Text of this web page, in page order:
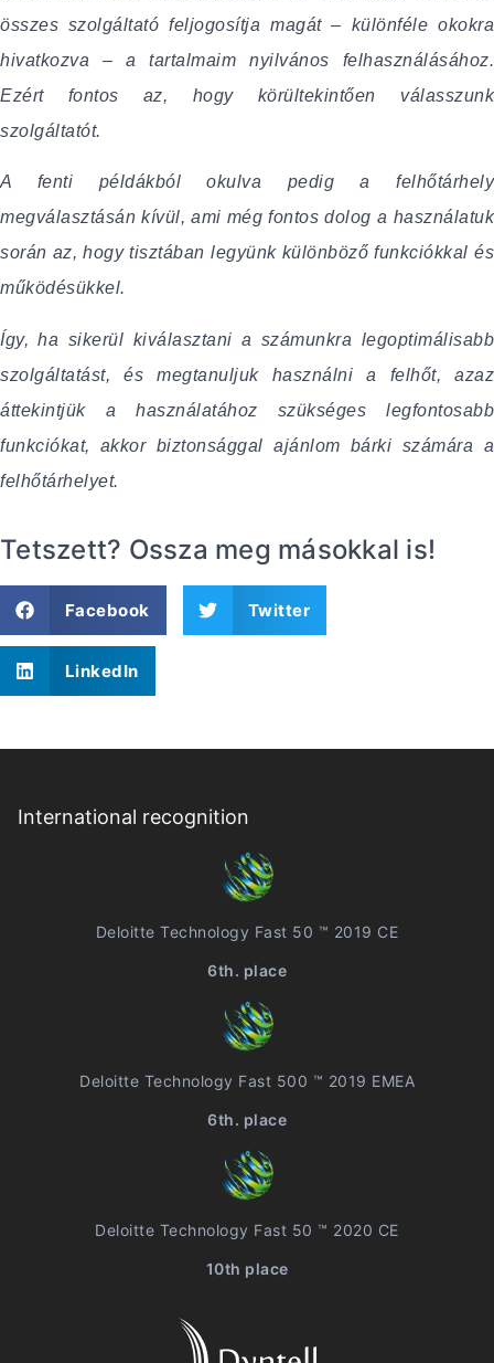
összes szolgáltató feljogosítja magát – különféle okokra
hivatkozva – a tartalmaim nyilvános felhasználásához.
Ezért fontos az, hogy körültekintően válasszunk
szolgáltatót.
A fenti példákból okulva pedig a felhőtárhely
megválasztásán kívül, ami még fontos dolog a használatuk
során az, hogy tisztában legyünk különböző funkciókkal és
működésükkel.
Így, ha sikerül kiválasztani a számunkra legoptimálisabb
szolgáltatást, és megtanuljuk használni a felhőt, azaz
áttekintjük a használatához szükséges legfontosabb
funkciókat, akkor biztonsággal ajánlom bárki számára a
felhőtárhelyet.
Tetszett? Ossza meg másokkal is!
Facebook Twitter
LinkedIn
International recognition
Deloitte Technology Fast 50 ™ 2019 CE
6th. place
Deloitte Technology Fast 500 ™ 2019 EMEA
6th. place
Deloitte Technology Fast 50 ™ 2020 CE
10th place